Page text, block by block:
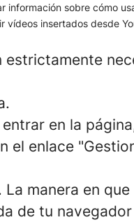
información sobre cómo
vídeos insertados desde
en la
enlace
manera en
de tu